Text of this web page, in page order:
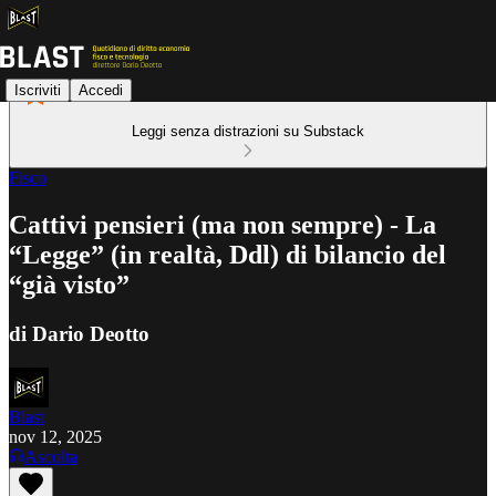
Iscriviti Accedi
Leggi senza distrazioni su Substack
Fisco
Cattivi pensieri (ma non sempre) - La
“Legge” (in realtà, Ddl) di bilancio del
“già visto”
di Dario Deotto
Blast
nov 12, 2025
Ascolta